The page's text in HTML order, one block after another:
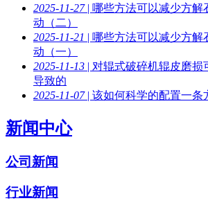
2025-11-27| 哪些方法可以减少方解
动（二）
2025-11-21 | 哪些方法可以减少方解
动（一）
2025-11-13 | 对辊式破碎机辊皮磨损
导致的
2025-11-07| 该如何科学的配置一条
新闻中心
公司新闻
行业新闻